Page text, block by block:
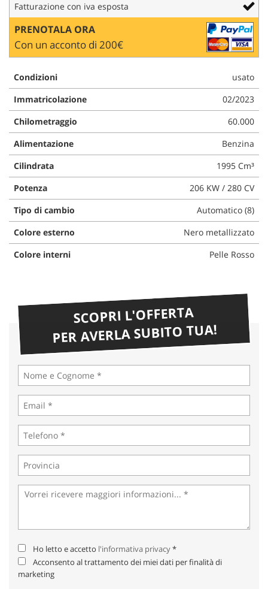
Fatturazione con iva esposta
PRENOTALA ORA
Con un acconto di 200€
Condizioni
usato
Immatricolazione
02/2023
Chilometraggio
60.000
Alimentazione
Benzina
Cilindrata
1995 Cm³
Potenza
206 KW / 280 CV
Tipo di cambio
Automatico (8)
Colore esterno
Nero metallizzato
Colore interni
Pelle Rosso
SCOPRI L'OFFERTA
PER AVERLA SUBITO TUA!
Ho letto e accetto l'informativa privacy*
Acconsento al trattamento dei miei dati per finalità di
marketing